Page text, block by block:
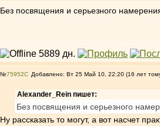
Без посвящения и серьезного
№75952 Добавлено: Вт 25 Май 10, 22:20 (16 лет
Alexander_Rein пишет:
Без посвящения и серьезного
Ну рассказать то могут, а вот насчет